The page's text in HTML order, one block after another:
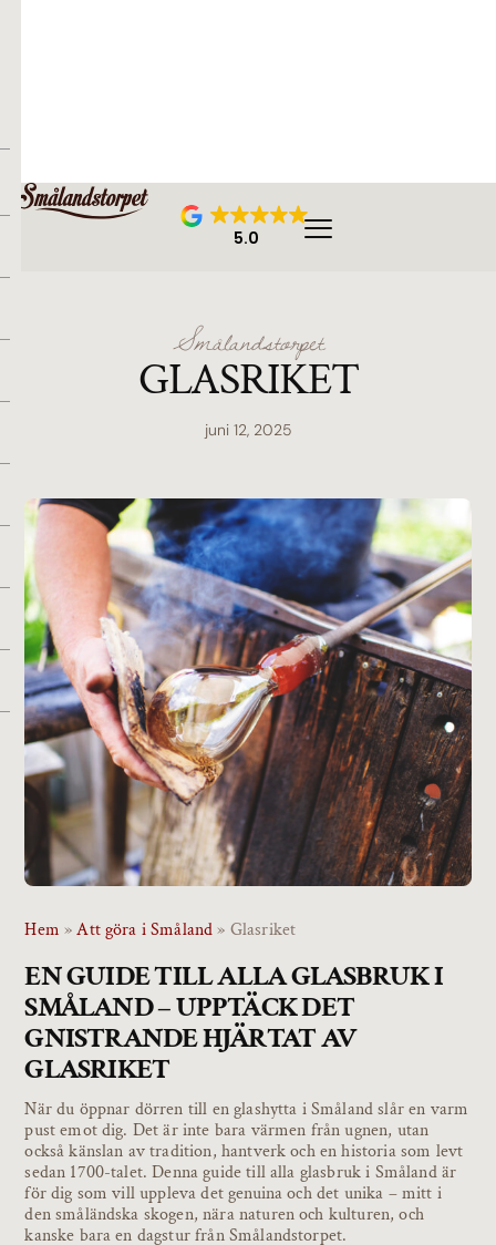
5.0
Smålandstorpet
GLASRIKET
juni 12, 2025
Hem »Att göra i Småland» Glasriket
EN GUIDE TILL ALLA GLASBRUK I
SMÅLAND – UPPTÄCK DET
GNISTRANDE HJÄRTAT AV
GLASRIKET
När du öppnar dörren till en glashytta i Småland slår en varm
pust emot dig. Det är inte bara värmen från ugnen, utan
också känslan av tradition, hantverk och en historia som levt
sedan 1700-talet. Denna guide till alla glasbruk i Småland är
för dig som vill uppleva det genuina och det unika – mitt i
den småländska skogen, nära naturen och kulturen, och
kanske bara en dagstur från Smålandstorpet.